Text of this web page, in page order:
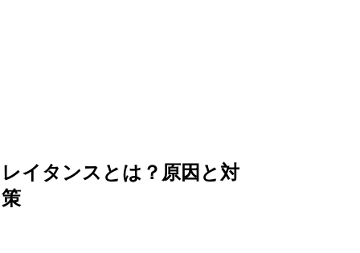
レイタンスとは？原因と対
策